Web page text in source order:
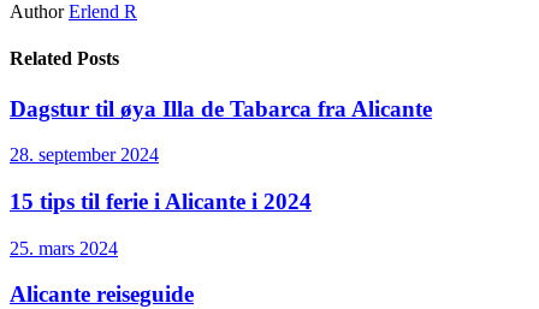
Author Erlend R
Related Posts
Dagstur til øya Illa de Tabarca fra Alicante
28. september 2024
15 tips til ferie i Alicante i 2024
25. mars 2024
Alicante reiseguide